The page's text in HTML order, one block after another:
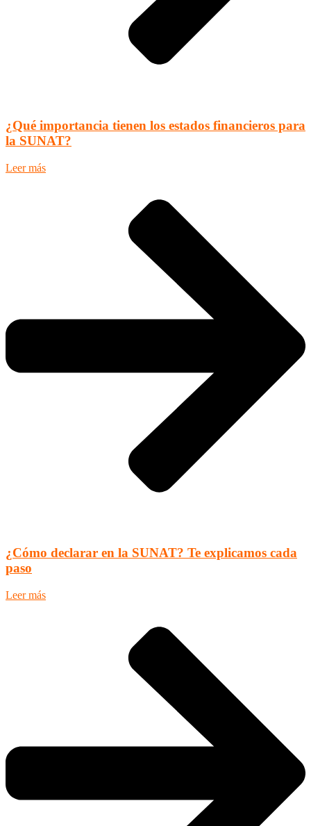
¿Qué importancia tienen los estados financieros para
la SUNAT?
Leer más
¿Cómo declarar en la SUNAT? Te explicamos cada
paso
Leer más